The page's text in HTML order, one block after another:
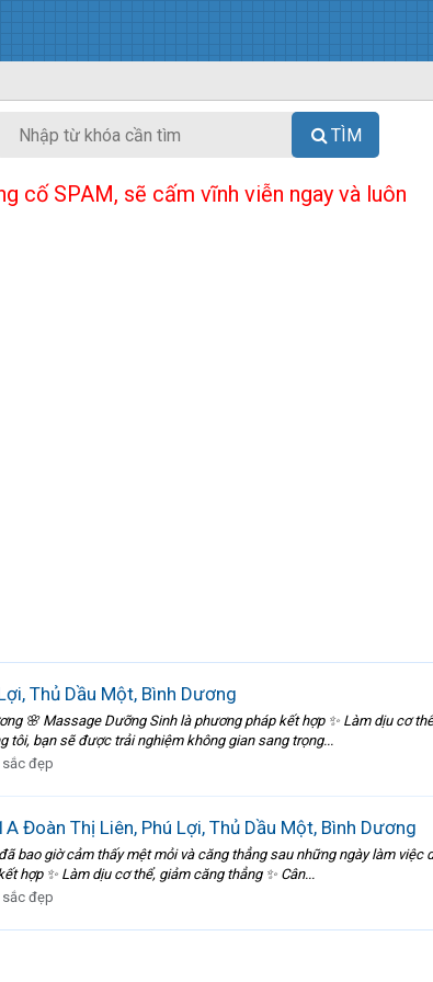
TÌM
cố SPAM, sẽ cấm vĩnh viễn ngay và luôn
Thủ Dầu Một, Bình Dương
🌸 Massage Dưỡng Sinh là phương pháp kết hợp ✨ Làm dịu cơ
tôi, bạn sẽ được trải nghiệm không gian sang trọng...
đẹp
Đoàn Thị Liên, Phú Lợi, Thủ Dầu Một, Bình Dương
bao giờ cảm thấy mệt mỏi và căng thẳng sau những ngày làm việc
hợp ✨ Làm dịu cơ thể, giảm căng thẳng ✨ Cân...
đẹp